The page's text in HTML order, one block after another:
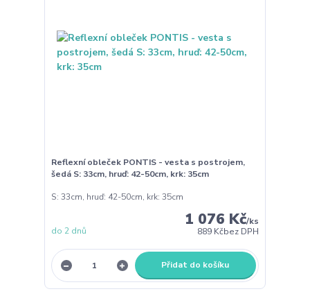
Reflexní obleček PONTIS - vesta s postrojem,
šedá S: 33cm, hruď: 42-50cm, krk: 35cm
S: 33cm, hruď: 42-50cm, krk: 35cm
1 076 Kč/ks
889 Kčbez DPH
do 2 dnů
Přidat do košíku